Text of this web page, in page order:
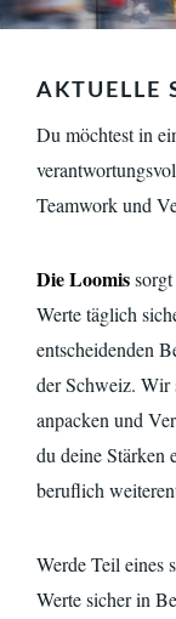
AKTUELLE
Du möchtest in
Teamwork und
Die Loomis
Werte täglich
entscheidenden
der Schweiz. Wir
anpacken und
du deine Stärken
beruflich
Werde Teil eines
Werte sicher in